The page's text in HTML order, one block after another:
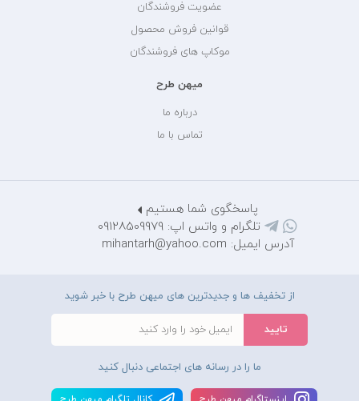
عضویت فروشندگان
قوانین فروش محصول
موکاپ های فروشندگان
میهن طرح
درباره ما
تماس با ما
پاسخگوی شما هستیم
تلگرام و واتس اپ: 09128509979
آدرس ایمیل: mihantarh@yahoo.com
از تخفیف ها و جدیدترین های میهن طرح با خبر شوید
ما را در رسانه های اجتماعی دنبال کنید